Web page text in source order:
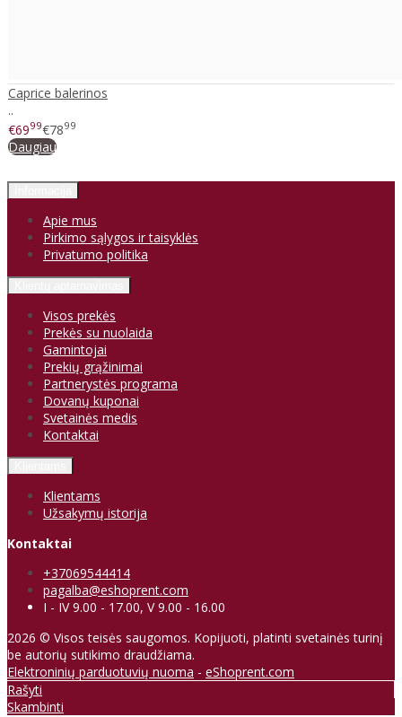
Caprice balerinos
..
€6999€7899
Daugiau
Apie mus
Pirkimo sąlygos ir taisyklės
Privatumo politika
Visos prekės
Prekės su nuolaida
Gamintojai
Prekių grąžinimai
Partnerystės programa
Dovanų kuponai
Svetainės medis
Kontaktai
Klientams
Užsakymų istorija
Kontaktai
+37069544414
pagalba@eshoprent.com
I - IV 9.00 - 17.00, V 9.00 - 16.00
2026 © Visos teisės saugomos. Kopijuoti, platinti svetainės turinį
be autorių sutikimo draudžiama.
Elektroninių parduotuvių nuoma - eShoprent.com
Rašyti
Skambinti